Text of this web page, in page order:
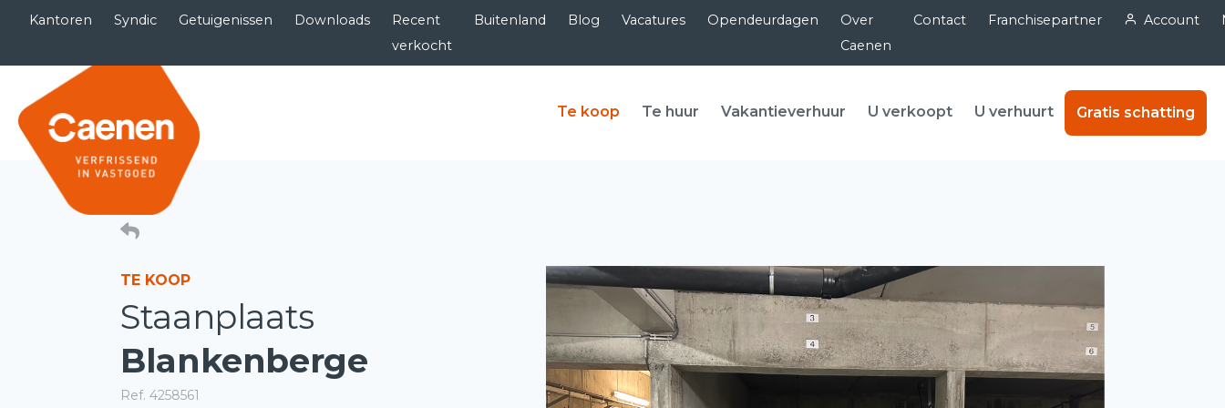
Kantoren Syndic Getuigenissen Downloads
Recent
verkocht
Buitenland Blog Vacatures Opendeurdagen
Over
Caenen
Contact Franchisepartner Account
Te koop Te huur Vakantieverhuur U verkoopt U verhuurt Gratis schatting
TE KOOP
Staanplaats
Blankenberge
Ref. 4258561